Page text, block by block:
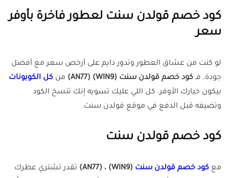
كود خصم قولدن سنت لعطور فاخرة بأوفر
سعر
لو كنت من عشاق العطور وتدور دايم على أرخص سعر مع أفضل
جودة، فـكود خصم قولدن سنت (WIN9) (AN77) من كل الكوبونات
بيكون خيارك الأوفر. كل اللي عليك تسويه إنك تنسخ الكود
وتضيفه قبل الدفع في موقع قولدن سنت.
كود خصم قولدن سنت
مع كود خصم قولدن سنت (WIN9) ، (AN77)
تقدر تشتري عطرك